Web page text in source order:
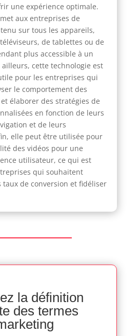
une expérience optimale.
aux entreprises de
sur tous les appareils,
de tablettes ou de
plus accessible à un
cette technologie est
pour les entreprises qui
le comportement des
élaborer des stratégies de
en fonction de leurs
et de leurs
elle peut être utilisée pour
des vidéos pour une
utilisateur, ce qui est
qui souhaitent
de conversion et fidéliser
la définition
des termes